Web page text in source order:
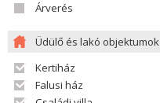
Árverés
Üdülő és lakó objektumok
Kertiház
Falusi ház